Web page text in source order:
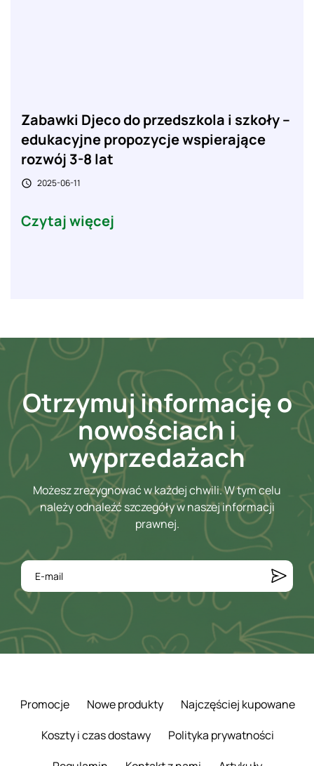
Zabawki Djeco do przedszkola i szkoły –
edukacyjne propozycje wspierające
rozwój 3-8 lat
 2025-06-11
Czytaj więcej
Otrzymuj informację o
nowościach i
wyprzedażach
Możesz zrezygnować w każdej chwili. W tym celu
należy odnaleźć szczegóły w naszej informacji
prawnej.
Promocje Nowe produkty
Najczęściej kupowane
Koszty i czas dostawy
Polityka prywatności